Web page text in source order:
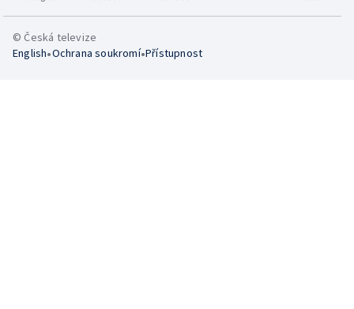
© Česká televize
English•Ochrana soukromí•Přístupnost